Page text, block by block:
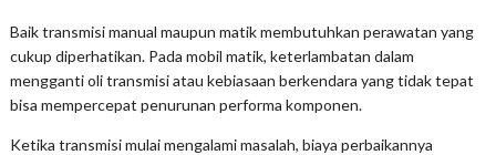
Baik transmisi manual maupun matik membutuhkan perawatan yang
cukup diperhatikan. Pada mobil matik, keterlambatan dalam
mengganti oli transmisi atau kebiasaan berkendara yang tidak tepat
bisa mempercepat penurunan performa komponen.
Ketika transmisi mulai mengalami masalah, biaya perbaikannya